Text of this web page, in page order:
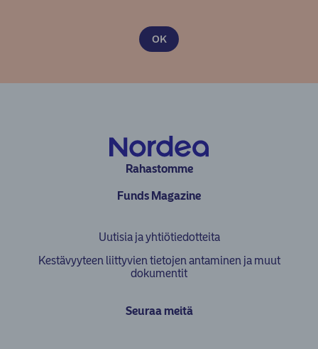
Rahastomme
Funds Magazine
Uutisia ja yhtiötiedotteita
Kestävyyteen liittyvien tietojen antaminen ja muut
dokumentit
Seuraa meitä